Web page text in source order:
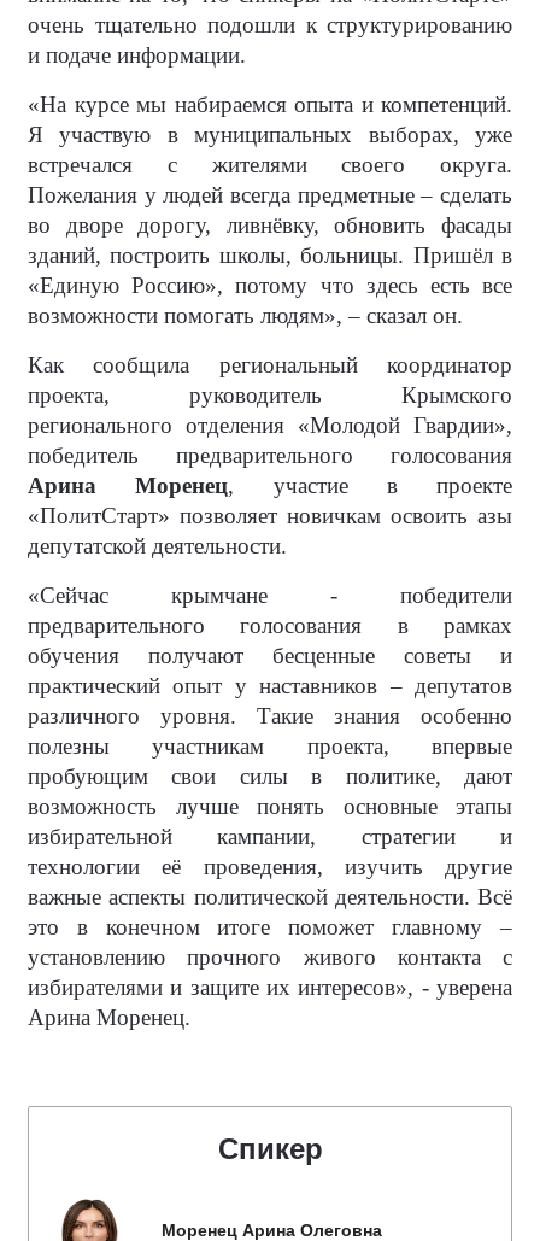
очень тщательно подошли к структурированию
и подаче информации.
«На курсе мы набираемся опыта и компетенций.
Я участвую в муниципальных выборах, уже
встречался с жителями своего округа.
Пожелания у людей всегда предметные – сделать
во дворе дорогу, ливнёвку, обновить фасады
зданий, построить школы, больницы. Пришёл в
«Единую Россию», потому что здесь есть все
возможности помогать людям», – сказал он.
Как сообщила региональный координатор
проекта, руководитель Крымского
регионального отделения «Молодой Гвардии»,
победитель предварительного голосования
Арина Моренец, участие в проекте
«ПолитСтарт» позволяет новичкам освоить азы
депутатской деятельности.
«Сейчас крымчане - победители
предварительного голосования в рамках
обучения получают бесценные советы и
практический опыт у наставников – депутатов
различного уровня. Такие знания особенно
полезны участникам проекта, впервые
пробующим свои силы в политике, дают
возможность лучше понять основные этапы
избирательной кампании, стратегии и
технологии её проведения, изучить другие
важные аспекты политической деятельности. Всё
это в конечном итоге поможет главному –
установлению прочного живого контакта с
избирателями и защите их интересов», - уверена
Арина Моренец.
Спикер
Моренец Арина Олеговна